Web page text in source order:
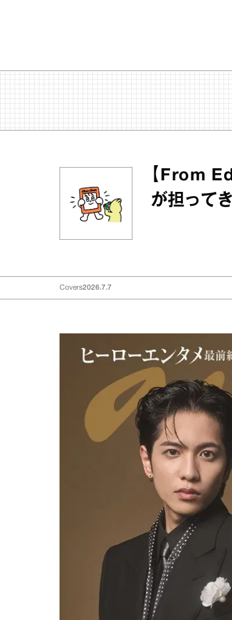
【From
が担って
Covers2026.7.7